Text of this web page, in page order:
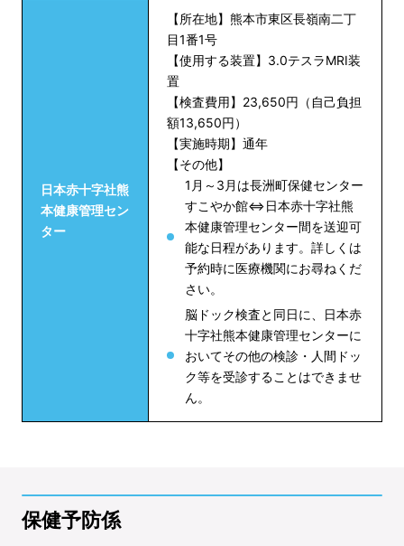
日本赤十字社熊
本健康管理セン
ター
【所在地】熊本市東区長嶺南二丁
目1番1号
【使用する装置】3.0テスラMRI装
置
【検査費用】23,650円（自己負担
額13,650円）
【実施時期】通年
【その他】
1月～3月は長洲町保健センター
すこやか館⇔日本赤十字社熊
本健康管理センター間を送迎可
能な日程があります。詳しくは
予約時に医療機関にお尋ねくだ
さい。
脳ドック検査と同日に、日本赤
十字社熊本健康管理センターに
おいてその他の検診・人間ドッ
ク等を受診することはできませ
ん。
保健予防係